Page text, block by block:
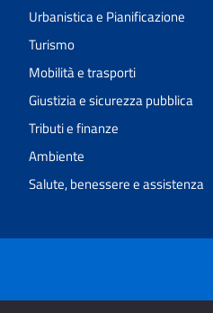
Urbanistica e Pianificazione
Turismo
Mobilità e trasporti
Giustizia e sicurezza pubblica
Tributi e finanze
Ambiente
Salute, benessere e assistenza